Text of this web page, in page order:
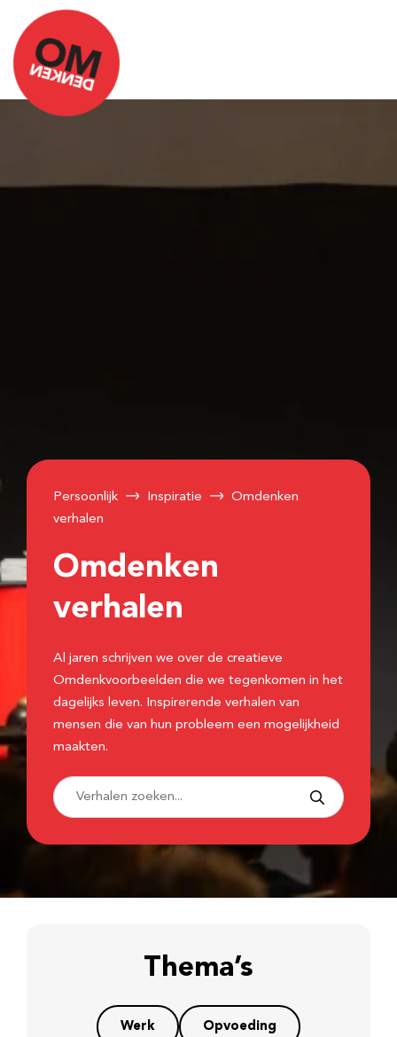
Persoonlijk Inspiratie
Omdenken
verhalen
Omdenken
verhalen
Al jaren schrijven we over de creatieve
Omdenkvoorbeelden die we tegenkomen in het
dagelijks leven. Inspirerende verhalen van
mensen die van hun probleem een mogelijkheid
maakten.
Thema’s
Werk Opvoeding